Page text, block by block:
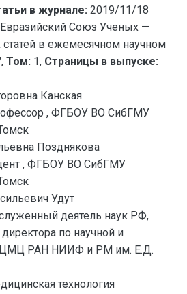
в журнале: 2019/11/18
Евразийский Союз Ученых —
статей в ежемесячном научном
Том: 1, Страницы в выпуске:
Канская
, ФГБОУ ВО СибГМУ
Позднякова
, ФГБОУ ВО СибГМУ
Удут
деятель наук РФ,
по научной и
РАН НИИФ и РМ им. Е.Д.
технология